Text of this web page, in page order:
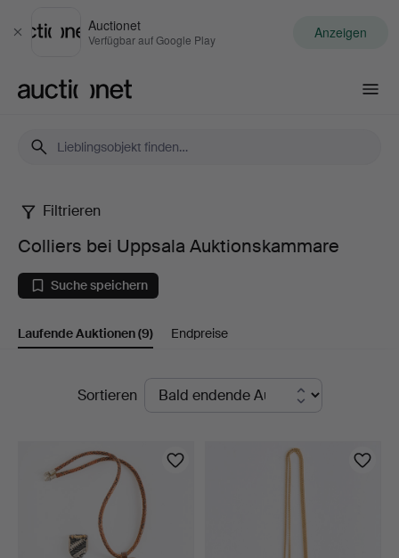
Schließen
Auctionet
Verfügbar auf Google Play Anzeigen
Colliers
bei
Uppsala
Auktionskammare
Filtrieren
Colliers bei Uppsala Auktionskammare
Suche speichern
Laufende Auktionen(9) Endpreise
LaufendeSortieren